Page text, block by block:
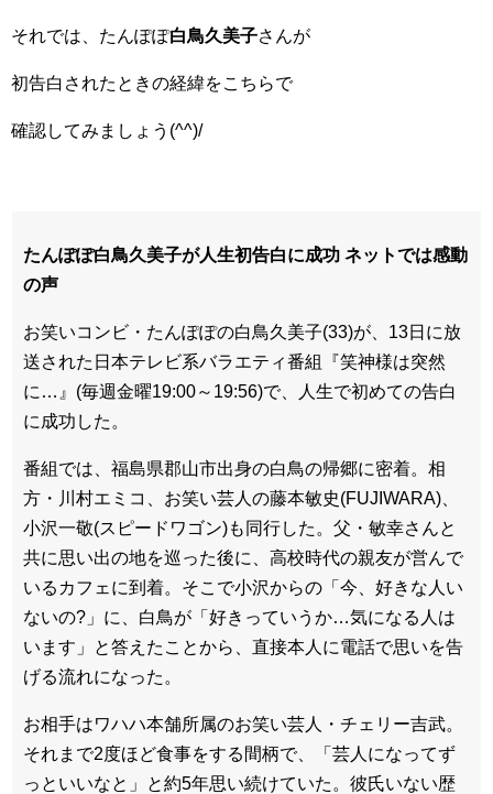
それでは、たんぽぽ白鳥久美子さんが
初告白されたときの経緯をこちらで
確認してみましょう(^^)/
たんぽぽ白鳥久美子が人生初告白に成功 ネットでは感動
の声
お笑いコンビ・たんぽぽの白鳥久美子(33)が、13日に放
送された日本テレビ系バラエティ番組『笑神様は突然
に…』(毎週金曜19:00～19:56)で、人生で初めての告白
に成功した。
番組では、福島県郡山市出身の白鳥の帰郷に密着。相
方・川村エミコ、お笑い芸人の藤本敏史(FUJIWARA)、
小沢一敬(スピードワゴン)も同行した。父・敏幸さんと
共に思い出の地を巡った後に、高校時代の親友が営んで
いるカフェに到着。そこで小沢からの「今、好きな人い
ないの?」に、白鳥が「好きっていうか…気になる人は
います」と答えたことから、直接本人に電話で思いを告
げる流れになった。
お相手はワハハ本舗所属のお笑い芸人・チェリー吉武。
それまで2度ほど食事をする間柄で、「芸人になってず
っといいなと」と約5年思い続けていた。彼氏いない歴